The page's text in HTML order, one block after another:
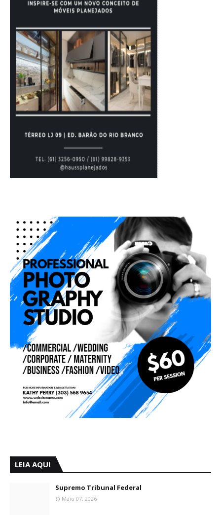
LEIA AQUI
Supremo Tribunal Federal
Maio 07, 2026